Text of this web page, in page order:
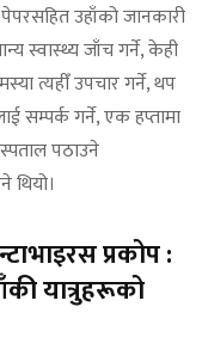
उहाँको जानकारी
स्वास्थ्य जाँच गर्ने, केही
त्यहीँ उपचार गर्ने, थप
सम्पर्क गर्ने, एक हप्तामा
पठाउने
प्रकोप :
यात्रुहरूको